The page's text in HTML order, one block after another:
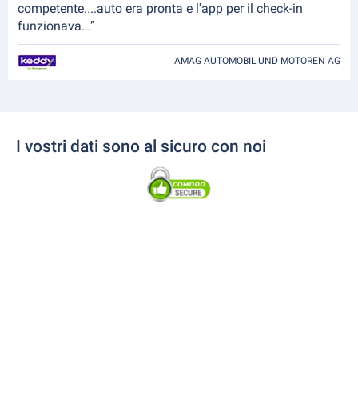
competente....auto era pronta e l'app per il check-in
funzionava...”
AMAG AUTOMOBIL UND MOTOREN AG
I vostri dati sono al sicuro con noi